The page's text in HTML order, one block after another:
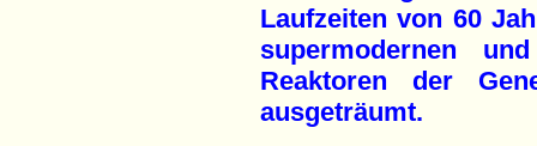
Laufzeiten von 60
supermodernen
Reaktoren der
ausgeträumt.